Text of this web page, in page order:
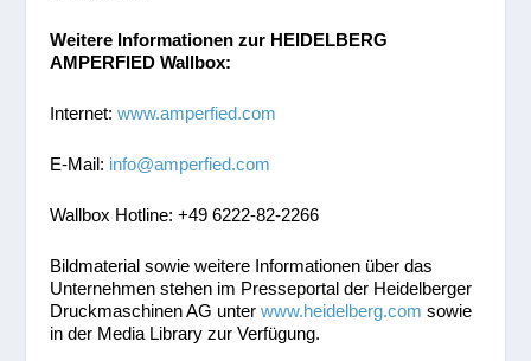
Weitere Informationen zur HEIDELBERG
AMPERFIED Wallbox:
Internet:www.amperfied.com
E-Mail: info@amperfied.com
Wallbox Hotline: +49 6222-82-2266
Bildmaterial sowie weitere Informationen über das
Unternehmen stehen im Presseportal der Heidelberger
Druckmaschinen AG unterwww.heidelberg.com sowie
in der Media Library zur Verfügung.